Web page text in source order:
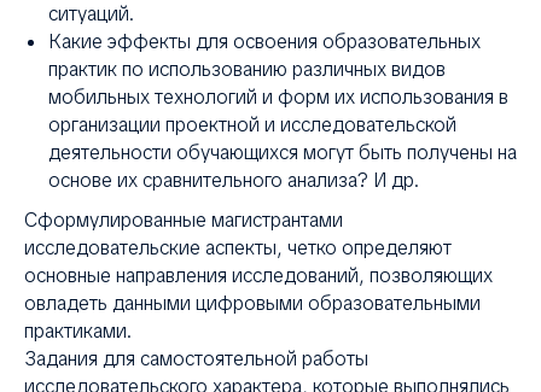
ситуаций.
Какие эффекты для освоения образовательных
практик по использованию различных видов
мобильных технологий и форм их использования в
организации проектной и исследовательской
деятельности обучающихся могут быть получены на
основе их сравнительного анализа? И др.
Сформулированные магистрантами
исследовательские аспекты, четко определяют
основные направления исследований, позволяющих
овладеть данными цифровыми образовательными
практиками.
Задания для самостоятельной работы
исследовательского характера, которые выполнялись